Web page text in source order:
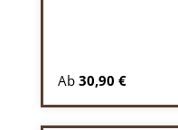
Ab 30,90 €